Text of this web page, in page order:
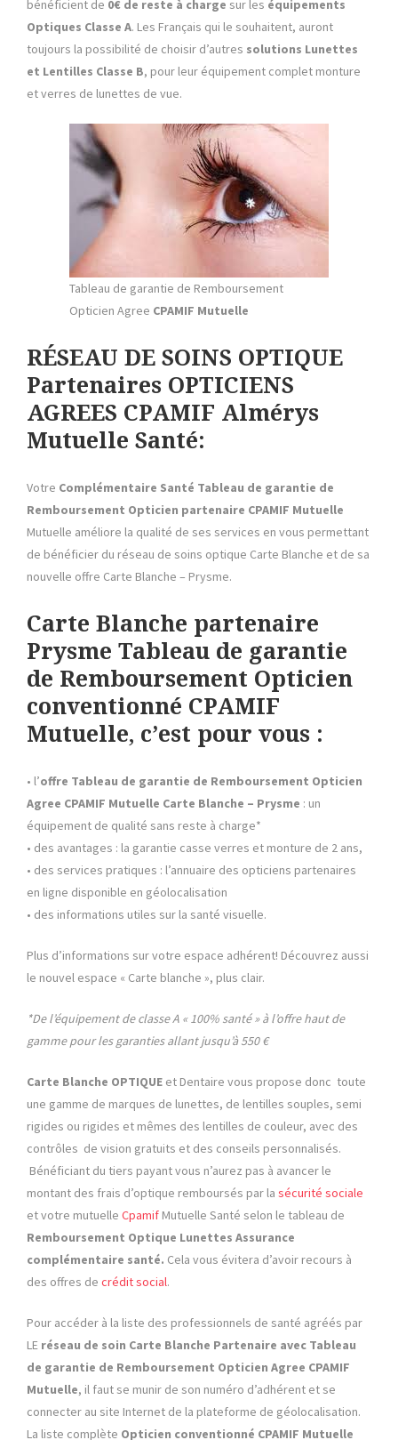
bénéficient de 0€ de reste à charge sur les équipements
Optiques Classe A. Les Français qui le souhaitent, auront
toujours la possibilité de choisir d’autres solutions Lunettes
et Lentilles Classe B, pour leur équipement complet monture
et verres de lunettes de vue.
Tableau de garantie de Remboursement
Opticien Agree CPAMIF Mutuelle
RÉSEAU DE SOINS OPTIQUE
Partenaires OPTICIENS
AGREES CPAMIF Almérys
Mutuelle Santé:
Votre Complémentaire Santé Tableau de garantie de
Remboursement Opticien partenaire CPAMIF Mutuelle
Mutuelle améliore la qualité de ses services en vous permettant
de bénéficier du réseau de soins optique Carte Blanche et de sa
nouvelle offre Carte Blanche – Prysme.
Carte Blanche partenaire
Prysme Tableau de garantie
de Remboursement Opticien
conventionné CPAMIF
Mutuelle, c’est pour vous :
• l’offre Tableau de garantie de Remboursement Opticien
Agree CPAMIF Mutuelle Carte Blanche – Prysme : un
équipement de qualité sans reste à charge*
• des avantages : la garantie casse verres et monture de 2 ans,
• des services pratiques : l’annuaire des opticiens partenaires
en ligne disponible en géolocalisation
• des informations utiles sur la santé visuelle.
Plus d’informations sur votre espace adhérent! Découvrez aussi
le nouvel espace « Carte blanche », plus clair.
*De l’équipement de classe A « 100% santé » à l’offre haut de
gamme pour les garanties allant jusqu’à 550 €
Carte Blanche OPTIQUE et Dentaire vous propose donc toute
une gamme de marques de lunettes, de lentilles souples, semi
rigides ou rigides et mêmes des lentilles de couleur, avec des
contrôles de vision gratuits et des conseils personnalisés.
Bénéficiant du tiers payant vous n’aurez pas à avancer le
montant des frais d’optique remboursés par la sécurité sociale
et votre mutuelle Cpamif Mutuelle Santé selon le tableau de
Remboursement Optique Lunettes Assurance
complémentaire santé. Cela vous évitera d’avoir recours à
des offres de crédit social.
Pour accéder à la liste des professionnels de santé agréés par
LE réseau de soin Carte Blanche Partenaire avec Tableau
de garantie de Remboursement Opticien Agree CPAMIF
Mutuelle, il faut se munir de son numéro d’adhérent et se
connecter au site Internet de la plateforme de géolocalisation.
La liste complète Opticien conventionné CPAMIF Mutuelle